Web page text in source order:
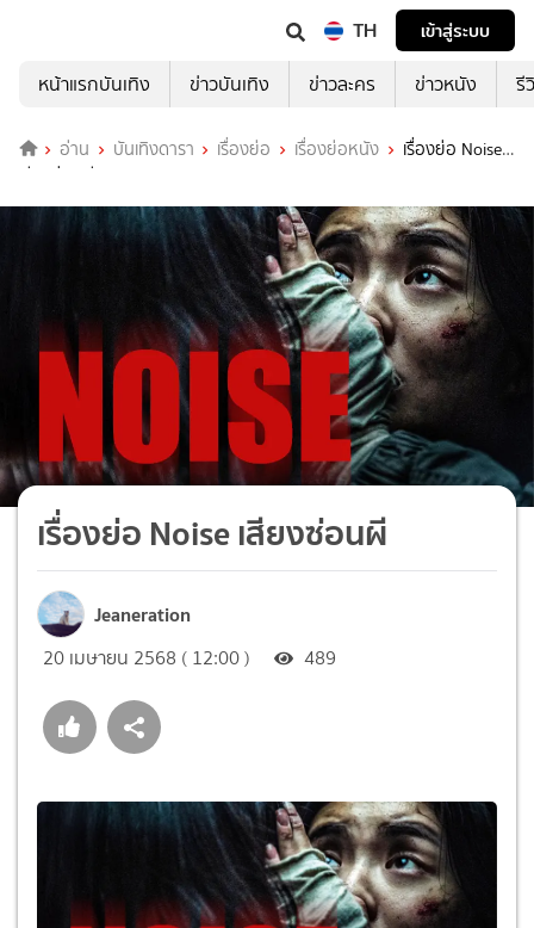
TH
เข้าสู่ระบบ
หน้าแรกบันเทิง
ข่าวบันเทิง ข่าวละคร ข่าวหนัง รี
อ่าน บันเทิงดารา เรื่องย่อ เรื่องย่อหนัง
เรื่องย่อ Noise
เสียงซ่อนผี
เรื่องย่อ Noise เสียงซ่อนผี
Jeaneration
20 เมษายน 2568 ( 12:00 ) 489